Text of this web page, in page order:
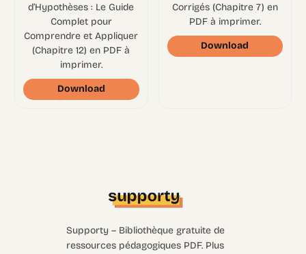
d’Hypothèses : Le Guide
Complet pour
Comprendre et Appliquer
(Chapitre 12) en PDF à
imprimer.
Download
Corrigés (Chapitre 7) en
PDF à imprimer.
Download
Supporty – Bibliothèque gratuite de
ressources pédagogiques PDF. Plus